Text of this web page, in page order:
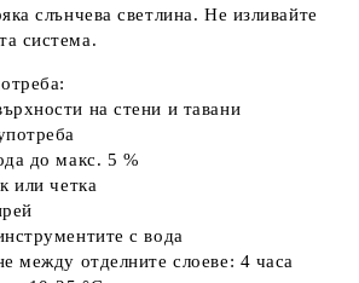
слънчева светлина. Не изливайте
система.
на стени и тавани
до макс. 5 %
или четка
с вода
между отделните слоеве: 4 часа